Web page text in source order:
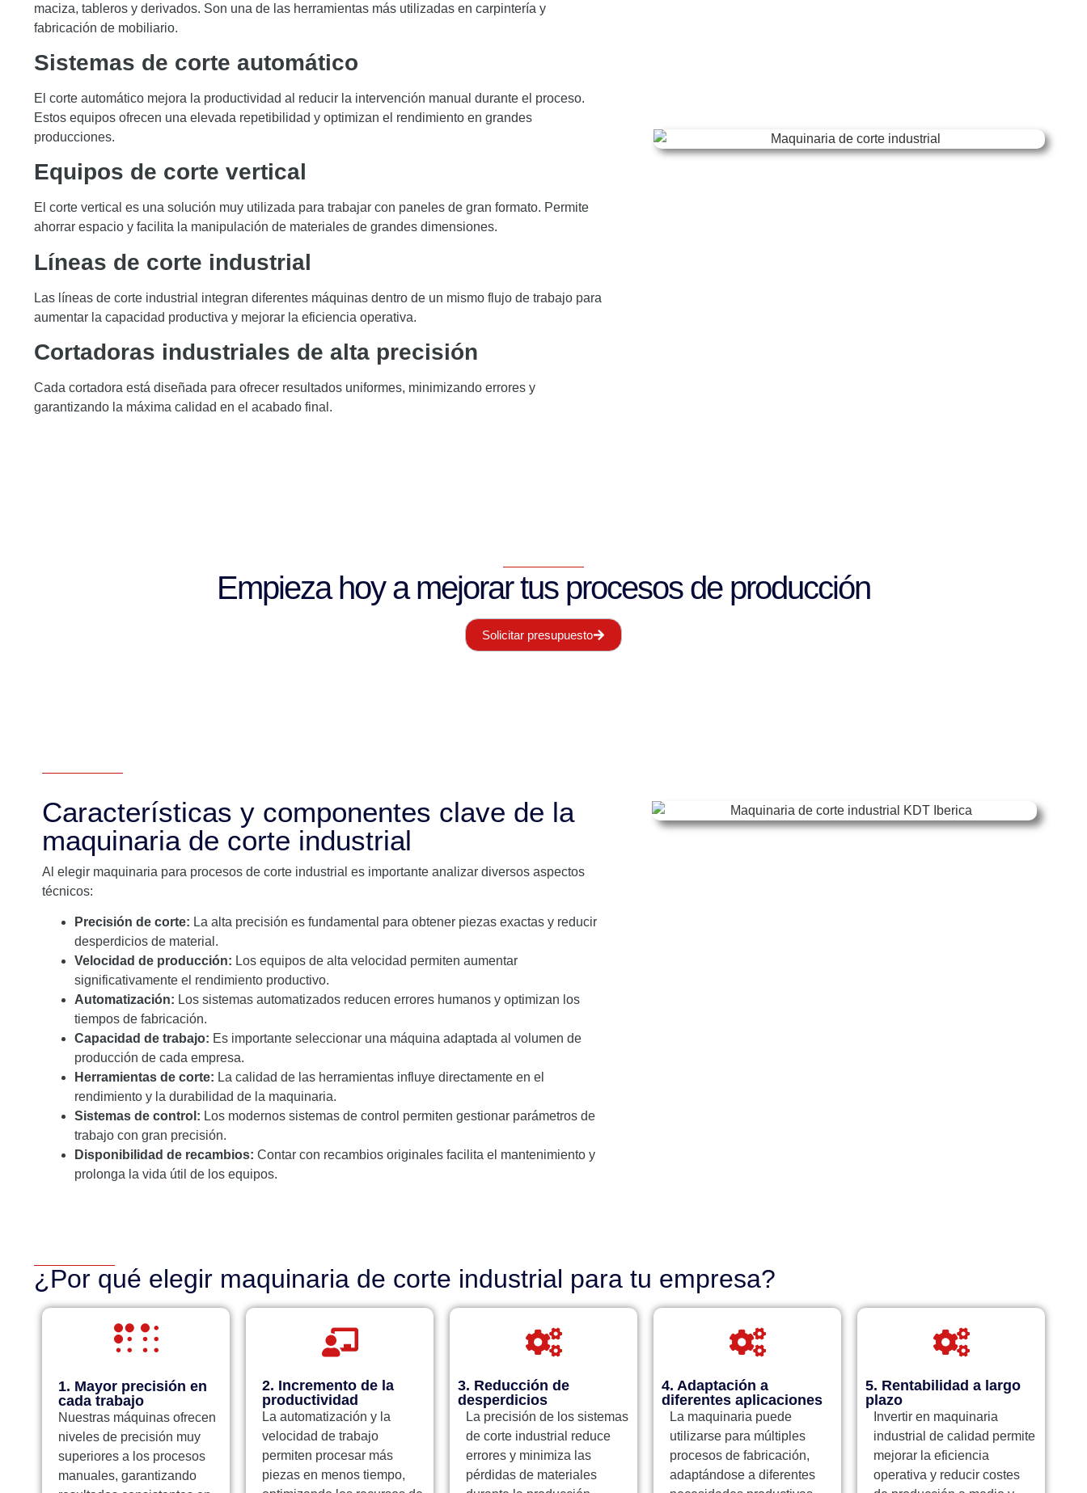
maciza, tableros y derivados. Son una de las herramientas más utilizadas en carpintería y
fabricación de mobiliario.
Sistemas de corte automático
El corte automático mejora la productividad al reducir la intervención manual durante el proceso.
Estos equipos ofrecen una elevada repetibilidad y optimizan el rendimiento en grandes
producciones.
Equipos de corte vertical
El corte vertical es una solución muy utilizada para trabajar con paneles de gran formato. Permite
ahorrar espacio y facilita la manipulación de materiales de grandes dimensiones.
Líneas de corte industrial
Las líneas de corte industrial integran diferentes máquinas dentro de un mismo flujo de trabajo para
aumentar la capacidad productiva y mejorar la eficiencia operativa.
Cortadoras industriales de alta precisión
Cada cortadora está diseñada para ofrecer resultados uniformes, minimizando errores y
garantizando la máxima calidad en el acabado final.
Empieza hoy a mejorar tus procesos de producción
Solicitar presupuesto
Características y componentes clave de la
maquinaria de corte industrial
Al elegir maquinaria para procesos de corte industrial es importante analizar diversos aspectos
técnicos:
Precisión de corte: La alta precisión es fundamental para obtener piezas exactas y reducir
desperdicios de material.
Velocidad de producción: Los equipos de alta velocidad permiten aumentar
significativamente el rendimiento productivo.
Automatización: Los sistemas automatizados reducen errores humanos y optimizan los
tiempos de fabricación.
Capacidad de trabajo: Es importante seleccionar una máquina adaptada al volumen de
producción de cada empresa.
Herramientas de corte: La calidad de las herramientas influye directamente en el
rendimiento y la durabilidad de la maquinaria.
Sistemas de control: Los modernos sistemas de control permiten gestionar parámetros de
trabajo con gran precisión.
Disponibilidad de recambios: Contar con recambios originales facilita el mantenimiento y
prolonga la vida útil de los equipos.
¿Por qué elegir maquinaria de corte industrial para tu empresa?
1. Mayor precisión en
cada trabajo
Nuestras máquinas ofrecen
niveles de precisión muy
superiores a los procesos
manuales, garantizando
2. Incremento de la
productividad
La automatización y la
velocidad de trabajo
permiten procesar más
piezas en menos tiempo,
3. Reducción de
desperdicios
La precisión de los sistemas
de corte industrial reduce
errores y minimiza las
pérdidas de materiales
4. Adaptación a
diferentes aplicaciones
La maquinaria puede
utilizarse para múltiples
procesos de fabricación,
adaptándose a diferentes
5. Rentabilidad a largo
plazo
Invertir en maquinaria
industrial de calidad permite
mejorar la eficiencia
operativa y reducir costes